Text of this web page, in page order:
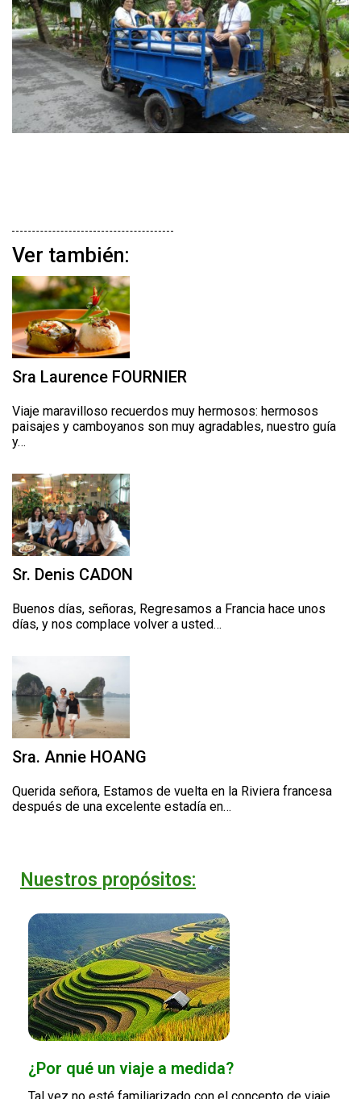
Ver también:
Sra Laurence FOURNIER
Viaje maravilloso recuerdos muy hermosos: hermosos
paisajes y camboyanos son muy agradables, nuestro guía
y…
Sr. Denis CADON
Buenos días, señoras, Regresamos a Francia hace unos
días, y nos complace volver a usted…
Sra. Annie HOANG
Querida señora, Estamos de vuelta en la Riviera francesa
después de una excelente estadía en…
Nuestros propósitos:
¿Por qué un viaje a medida?